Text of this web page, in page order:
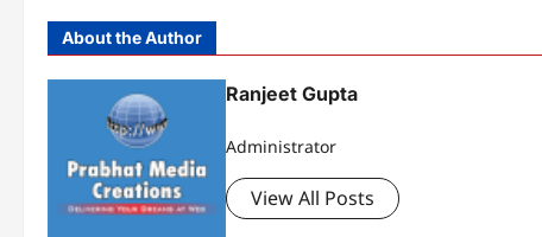
About the Author
Ranjeet Gupta
Administrator
View All Posts